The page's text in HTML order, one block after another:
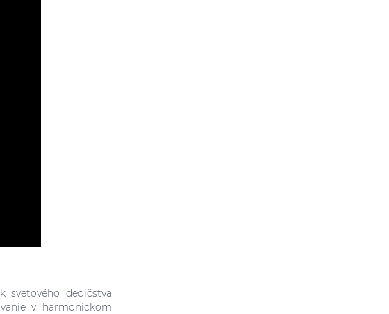
svetového dedičstva
v harmonickom